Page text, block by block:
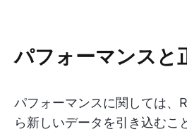
パフォーマンスと
パフォーマンスに関しては、
ら新しいデータを引き込むこ